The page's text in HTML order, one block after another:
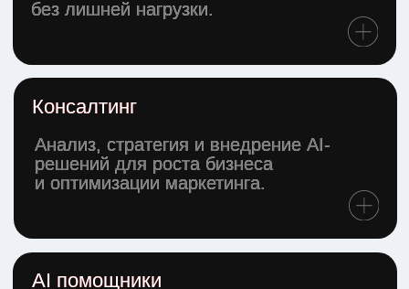
КЕЙСЫ
КИТАЙ
Медицинский туризм в Китае. Внедрение Welcome-
бота и ИИ-менеджера позволило сократить нагрузку
на менеджеров на 30%. Настройка CRM-системы
компаниям внедрить